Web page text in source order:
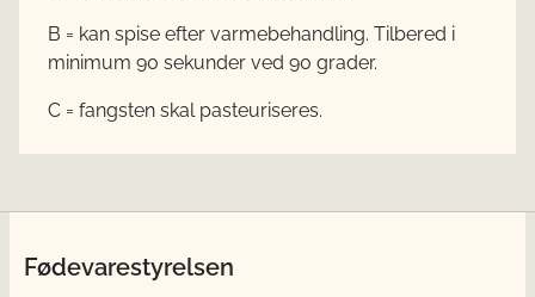
B = kan spise efter varmebehandling. Tilbered i
minimum 90 sekunder ved 90 grader.
C = fangsten skal pasteuriseres.
Fødevarestyrelsen